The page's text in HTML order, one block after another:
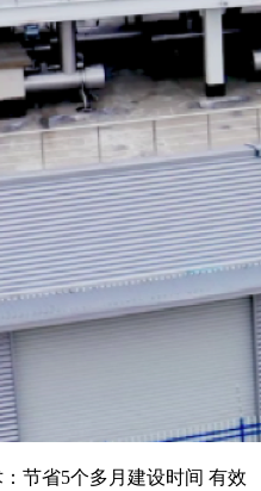
节省5个多月建设时间 有效